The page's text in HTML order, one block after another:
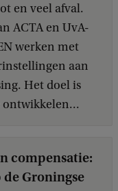
en veel afval.
ACTA en UvA-
werken met
aan
Het doel is
ontwikkelen...
compensatie:
Groningse